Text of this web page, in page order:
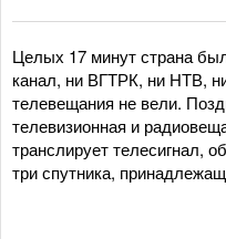
Целых 17 минут страна
канал, ни ВГТРК, ни НТВ,
телевещания не вели.
телевизионная и
транслирует телесигнал,
три спутника,